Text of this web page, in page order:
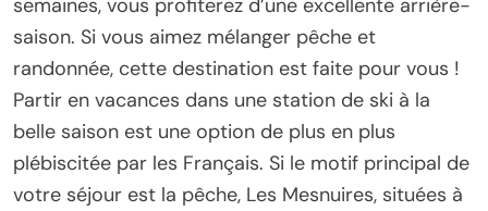
saison. Si vous aimez mélanger pêche et
randonnée, cette destination est faite pour vous !
Partir en vacances dans une station de ski à la
belle saison est une option de plus en plus
plébiscitée par les Français. Si le motif principal de
votre séjour est la pêche, Les Mesnuires, situées à